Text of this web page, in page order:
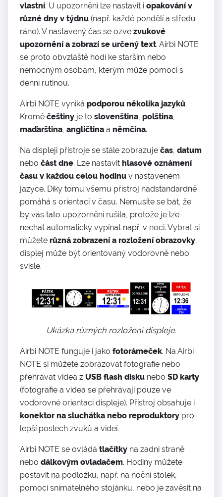
vlastní. U upozornění lze nastavit i opakování v
různé dny v týdnu (např. každé pondělí a středu
ráno). V nastavený čas se ozve zvukové
upozornění a zobrazí se určený text. Airbi NOTE
se proto obvzláště hodí ke starším nebo
nemocným osobám, kterým může pomoci s
denní rutinou.
Airbi NOTE vyniká podporou několika jazyků.
Kromě češtiny je to slovenština polština
maďarština angličtina a němčina.
Na displeji přístroje se stále zobrazuje čas datum
nebo část dne. Lze nastavit hlasové oznámení
času v každou celou hodinu v nastaveném
jazyce. Díky tomu všemu přístroj nadstandardně
pomáhá s orientací v času. Nemusíte se bát, že
by vás tato upozornění rušila, protože je lze
nechat automaticky vypínat např. v noci. Vybrat si
můžete různá zobrazení a rozložení obrazovky
displej může být orientovaný vodorovně nebo
svisle.
Ukázka různých rozložení displeje.
Airbi NOTE funguje i jako fotorámeček. Na Airbi
NOTE si můžete zobrazovat fotografie nebo
přehrávat videa z USB flash disku nebo SD karty
(fotografie a videa se přehrávají pouze ve
vodorovné orientaci displeje). Přístroj obsahuje i
konektor na sluchátka nebo reproduktory pro
lepší poslech zvuků a videí.
Airbi NOTE se ovládá tlačítky na zadní straně
nebo dálkovým ovladačem. Hodiny můžete
postavit na podložku, např. na noční stolek,
pomocí snímatelného stojánku, nebo je zavěsit na